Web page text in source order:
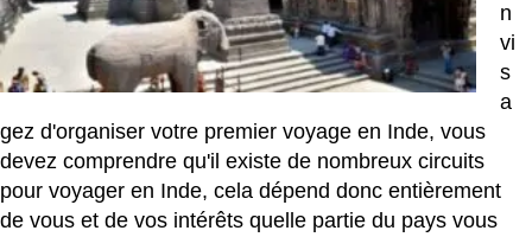
n
vi
s
a
gez d'organiser votre premier voyage en Inde, vous
devez comprendre qu'il existe de nombreux circuits
pour voyager en Inde, cela dépend donc entièrement
de vous et de vos intérêts quelle partie du pays vous